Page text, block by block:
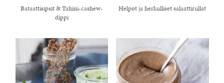
Bataattisipsit & Tahini-cashew-
dippi
Helpot ja herkulliset salaattirullat